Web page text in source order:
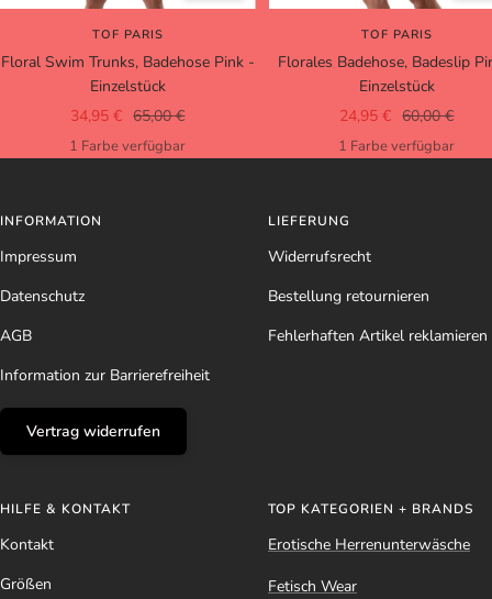
TOF PARIS
Floral Swim Trunks, Badehose Pink -
Einzelstück
Angebotspreis
34,95 € Regulärer
Preis
65,00 €
1 Farbe verfügbar
TOF PARIS
Florales Badehose, Badeslip
Einzelstück
Angebotspreis
24,95 € Regulärer
Preis
60,00 €
1 Farbe verfügbar
INFORMATION
Impressum
Datenschutz
AGB
Information zur Barrierefreiheit
Vertrag widerrufen
LIEFERUNG
Widerrufsrecht
Bestellung retournieren
Fehlerhaften Artikel reklamieren
HILFE & KONTAKT
Kontakt
Größen
TOP KATEGORIEN + BRANDS
Erotische Herrenunterwäsche
Fetisch Wear